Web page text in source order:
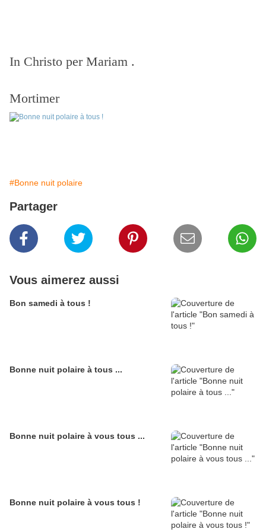
In Christo per Mariam .
Mortimer
#Bonne nuit polaire
Partager
Vous aimerez aussi
Bon samedi à tous !
Bonne nuit polaire à tous ...
Bonne nuit polaire à vous tous ...
Bonne nuit polaire à vous tous !